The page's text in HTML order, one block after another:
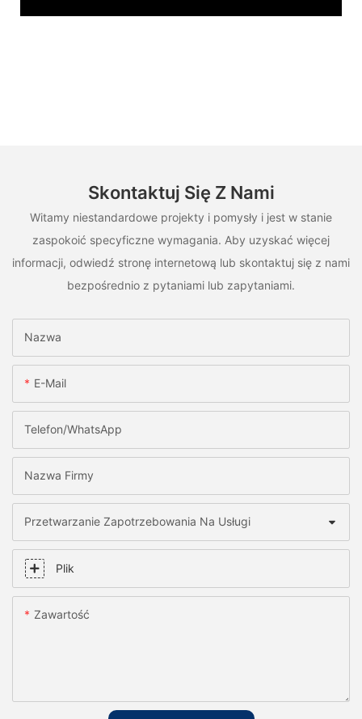
Skontaktuj Się Z Nami
Witamy niestandardowe projekty i pomysły i jest w stanie
zaspokoić specyficzne wymagania. Aby uzyskać więcej
informacji, odwiedź stronę internetową lub skontaktuj się z nami
bezpośrednio z pytaniami lub zapytaniami.
Nazwa
E-Mail
Telefon/WhatsApp
Nazwa Firmy
Przetwarzanie Zapotrzebowania Na Usługi
Plik
Zawartość